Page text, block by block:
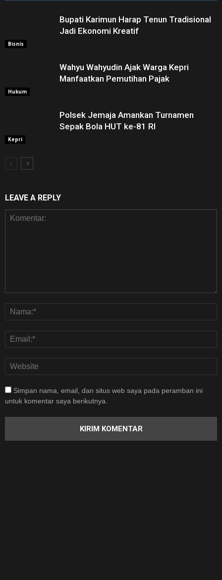
Bisnis
Bupati Karimun Harap Tenun Tradisional
Jadi Ekonomi Kreatif
Hukum
Wahyu Wahyudin Ajak Warga Kepri
Manfaatkan Pemutihan Pajak
Kepri
Polsek Jemaja Amankan Turnamen
Sepak Bola HUT ke-81 RI ‎
LEAVE A REPLY
Simpan nama, email, dan situs web saya pada peramban ini
untuk komentar saya berikutnya.